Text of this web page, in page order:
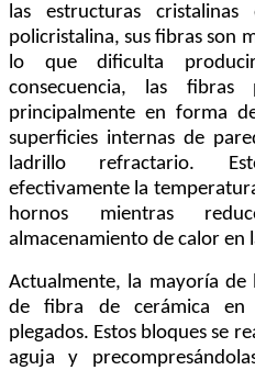
las estructuras
policristalina, sus fibras son
lo que dificulta
consecuencia, las fibras
principalmente en forma
superficies internas de
ladrillo refractario.
efectivamente la
hornos mientras
almacenamiento de calor en
Actualmente, la mayoría de
de fibra de cerámica en
plegados. Estos bloques se
aguja y